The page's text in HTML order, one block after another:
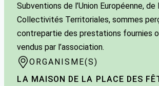
Subventions de l’Union Européenne, de
Collectivités Territoriales, sommes
contrepartie des prestations fournies
vendus par l’association.
ORGANISME(S)
LA MAISON DE LA PLACE DES